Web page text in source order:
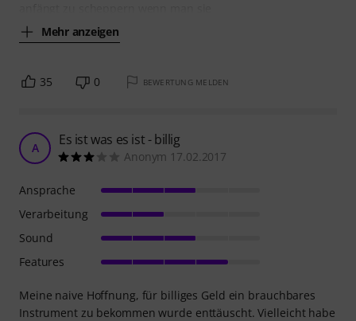
Mehr anzeigen
35 0 BEWERTUNG MELDEN
A Es ist was es ist - billig
Anonym 17.02.2017
Meine naive Hoffnung, für billiges Geld ein brauchbares
Instrument zu bekommen wurde enttäuscht. Vielleicht habe
Ansprache
Verarbeitung
Sound
Features